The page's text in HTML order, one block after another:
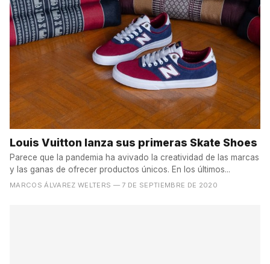
Louis Vuitton lanza sus primeras Skate Shoes
Parece que la pandemia ha avivado la creatividad de las marcas
y las ganas de ofrecer productos únicos. En los últimos...
MARCOS ÁLVAREZ WELTERS — 7 DE SEPTIEMBRE DE 2020